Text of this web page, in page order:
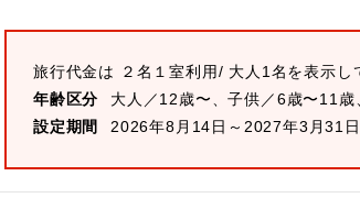
旅行代金は ２名１室利用/ 大人1名を表示し
年齢区分
大人／12歳〜、子供／6歳〜11
設定期間
2026年8月14日～2027年3月31日